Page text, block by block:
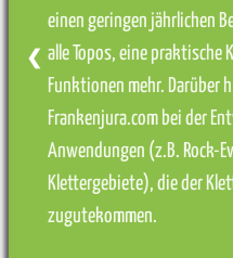
einen geringen jährlichen
alle Topos, eine praktische
Funktionen mehr. Darüber
Frankenjura.com bei der
Anwendungen (z.B. Rock-
Klettergebiete), die der
zugutekommen.
❮